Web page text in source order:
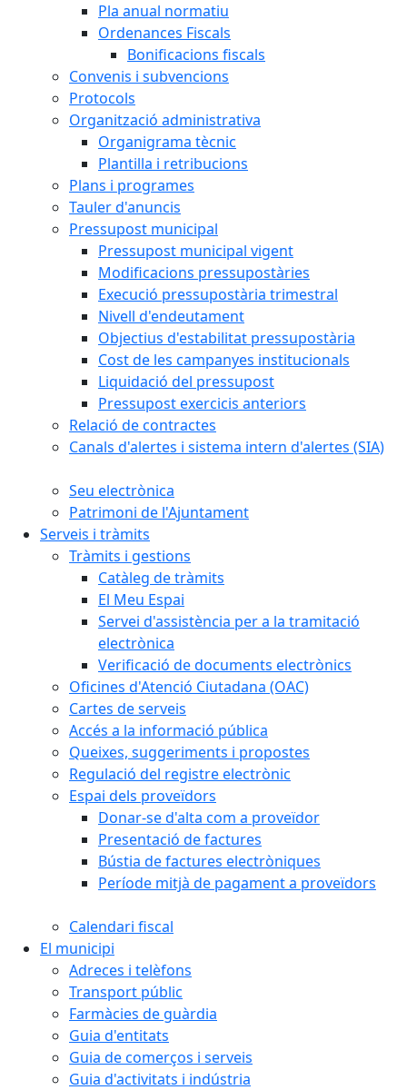
Pla anual normatiu
Ordenances Fiscals
Bonificacions fiscals
Convenis i subvencions
Protocols
Organització administrativa
Organigrama tècnic
Plantilla i retribucions
Plans i programes
Tauler d'anuncis
Pressupost municipal
Pressupost municipal vigent
Modificacions pressupostàries
Execució pressupostària trimestral
Nivell d'endeutament
Objectius d'estabilitat pressupostària
Cost de les campanyes institucionals
Liquidació del pressupost
Pressupost exercicis anteriors
Relació de contractes
Canals d'alertes i sistema intern d'alertes (SIA)
Seu electrònica
Patrimoni de l'Ajuntament
Serveis i tràmits
Tràmits i gestions
Catàleg de tràmits
El Meu Espai
Servei d'assistència per a la tramitació
electrònica
Verificació de documents electrònics
Oficines d'Atenció Ciutadana (OAC)
Cartes de serveis
Accés a la informació pública
Queixes, suggeriments i propostes
Regulació del registre electrònic
Espai dels proveïdors
Donar-se d'alta com a proveïdor
Presentació de factures
Bústia de factures electròniques
Període mitjà de pagament a proveïdors
Calendari fiscal
El municipi
Adreces i telèfons
Transport públic
Farmàcies de guàrdia
Guia d'entitats
Guia de comerços i serveis
Guia d'activitats i indústria